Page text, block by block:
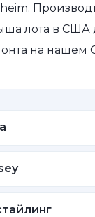
лота в США
на нашем